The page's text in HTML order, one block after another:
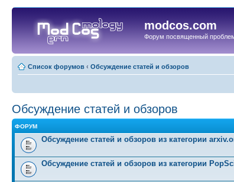
modcos.com
Форум посвященный
Список форумов ‹ Обсуждение статей и обзоров
Обсуждение статей и обзоров
ФОРУМ
Обсуждение статей и обзоров из категории
Обсуждение статей и обзоров из категории